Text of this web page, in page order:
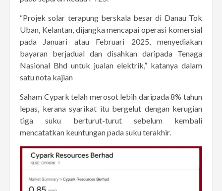
“Projek solar terapung berskala besar di Danau Tok
Uban, Kelantan, dijangka mencapai operasi komersial
pada Januari atau Februari 2025, menyediakan
bayaran berjadual dan disahkan daripada Tenaga
Nasional Bhd untuk jualan elektrik,” katanya dalam
satu nota kajian
Saham Cypark telah merosot lebih daripada 8% tahun
lepas, kerana syarikat itu bergelut dengan kerugian
tiga suku berturut-turut sebelum kembali
mencatatkan keuntungan pada suku terakhir.